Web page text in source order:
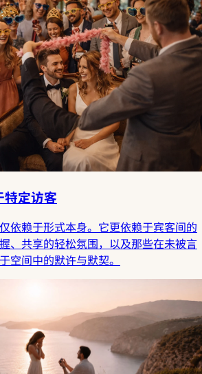
特定访客
依赖于形式本身。它更依赖于宾客间的
、共享的轻松氛围，以及那些在未被言
空间中的默许与默契。